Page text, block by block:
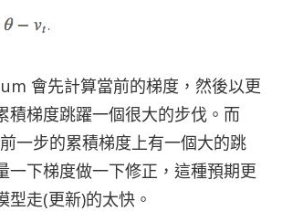
會先計算當前的梯度，然後以更
積梯度跳躍一個很大的步伐。而
一步的累積梯度上有一個大的跳
一下梯度做一下修正，這種預期更
型走(更新)的太快。